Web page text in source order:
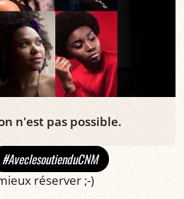
n'est pas possible.
#AveclesoutienduCNM
réserver ;-)